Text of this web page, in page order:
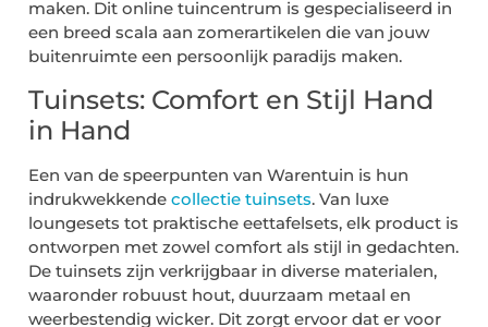
maken. Dit online tuincentrum is gespecialiseerd in
een breed scala aan zomerartikelen die van jouw
buitenruimte een persoonlijk paradijs maken.
Tuinsets: Comfort en Stijl Hand
in Hand
Een van de speerpunten van Warentuin is hun
indrukwekkende collectie tuinsets. Van luxe
loungesets tot praktische eettafelsets, elk product is
ontworpen met zowel comfort als stijl in gedachten.
De tuinsets zijn verkrijgbaar in diverse materialen,
waaronder robuust hout, duurzaam metaal en
weerbestendig wicker. Dit zorgt ervoor dat er voor